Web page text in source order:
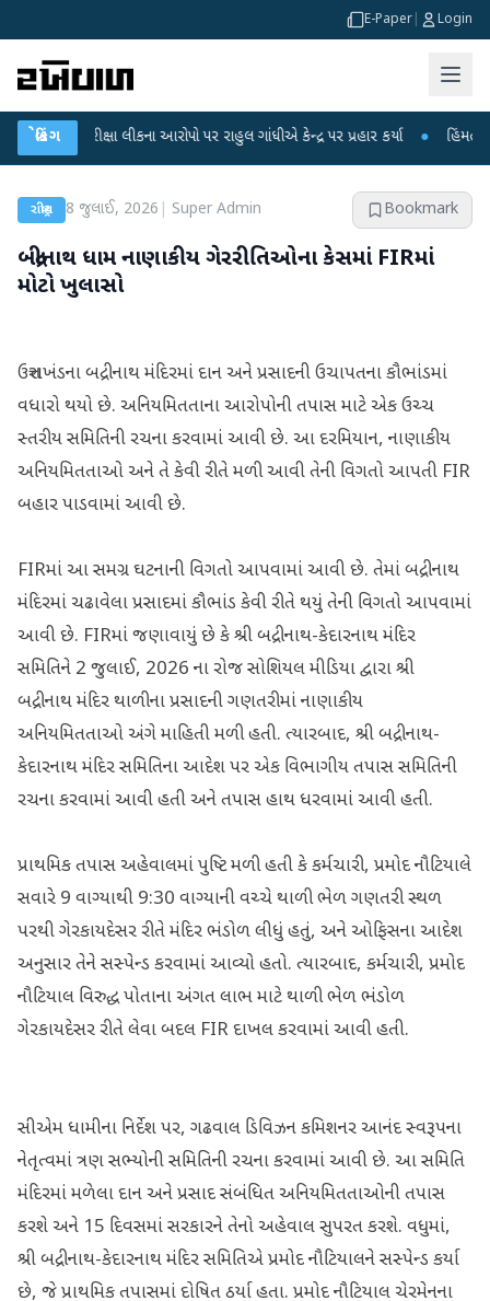
E-Paper Login
બ્રેકિંગ
પરીક્ષા લીકના આરોપો પર રાહુલ ગાંધીએ કેન્દ્ર પર પ્રહાર કર્યા ● હિંમતનગરમાં
રાષ્ટ્રીય 8 જુલાઈ, 2026 Super Admin Bookmark
બદ્રીનાથ ધામ નાણાકીય ગેરરીતિઓના કેસમાં FIRમાં
મોટો ખુલાસો
ઉત્તરાખંડના બદ્રીનાથ મંદિરમાં દાન અને પ્રસાદની ઉચાપતના કૌભાંડમાં
વધારો થયો છે. અનિયમિતતાના આરોપોની તપાસ માટે એક ઉચ્ચ
સ્તરીય સમિતિની રચના કરવામાં આવી છે. આ દરમિયાન, નાણાકીય
અનિયમિતતાઓ અને તે કેવી રીતે મળી આવી તેની વિગતો આપતી FIR
બહાર પાડવામાં આવી છે.
FIRમાં આ સમગ્ર ઘટનાની વિગતો આપવામાં આવી છે. તેમાં બદ્રીનાથ
મંદિરમાં ચઢાવેલા પ્રસાદમાં કૌભાંડ કેવી રીતે થયું તેની વિગતો આપવામાં
આવી છે. FIRમાં જણાવાયું છે કે શ્રી બદ્રીનાથ-કેદારનાથ મંદિર
સમિતિને 2 જુલાઈ, 2026 ના રોજ સોશિયલ મીડિયા દ્વારા શ્રી
બદ્રીનાથ મંદિર થાળીના પ્રસાદની ગણતરીમાં નાણાકીય
અનિયમિતતાઓ અંગે માહિતી મળી હતી. ત્યારબાદ, શ્રી બદ્રીનાથ-
કેદારનાથ મંદિર સમિતિના આદેશ પર એક વિભાગીય તપાસ સમિતિની
રચના કરવામાં આવી હતી અને તપાસ હાથ ધરવામાં આવી હતી.
પ્રાથમિક તપાસ અહેવાલમાં પુષ્ટિ મળી હતી કે કર્મચારી, પ્રમોદ નૌટિયાલે
સવારે 9 વાગ્યાથી 9:30 વાગ્યાની વચ્ચે થાળી ભેળ ગણતરી સ્થળ
પરથી ગેરકાયદેસર રીતે મંદિર ભંડોળ લીધું હતું, અને ઓફિસના આદેશ
અનુસાર તેને સસ્પેન્ડ કરવામાં આવ્યો હતો. ત્યારબાદ, કર્મચારી, પ્રમોદ
નૌટિયાલ વિરુદ્ધ પોતાના અંગત લાભ માટે થાળી ભેળ ભંડોળ
ગેરકાયદેસર રીતે લેવા બદલ FIR દાખલ કરવામાં આવી હતી.
સીએમ ધામીના નિર્દેશ પર, ગઢવાલ ડિવિઝન કમિશનર આનંદ સ્વરૂપના
નેતૃત્વમાં ત્રણ સભ્યોની સમિતિની રચના કરવામાં આવી છે. આ સમિતિ
મંદિરમાં મળેલા દાન અને પ્રસાદ સંબંધિત અનિયમિતતાઓની તપાસ
કરશે અને 15 દિવસમાં સરકારને તેનો અહેવાલ સુપરત કરશે. વધુમાં,
શ્રી બદ્રીનાથ-કેદારનાથ મંદિર સમિતિએ પ્રમોદ નૌટિયાલને સસ્પેન્ડ કર્યા
છે, જે પ્રાથમિક તપાસમાં દોષિત ઠર્યા હતા. પ્રમોદ નૌટિયાલ ચેરમેનના